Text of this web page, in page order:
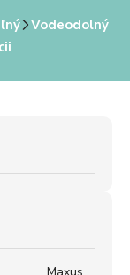
Vodeodolný